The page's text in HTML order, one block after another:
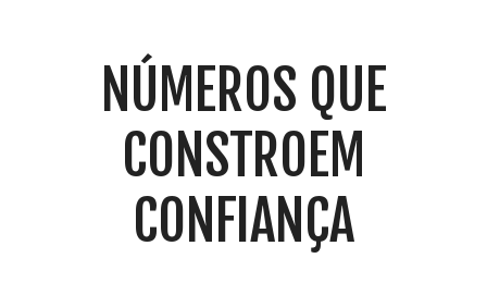
NÚMEROS QUE
CONSTROEM
CONFIANÇA